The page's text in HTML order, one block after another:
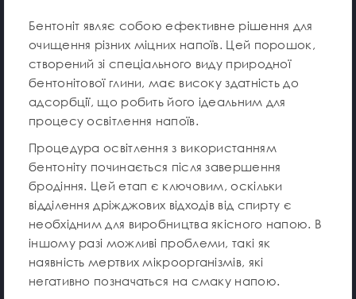
Бентоніт являє собою ефективне рішення для
очищення різних міцних напоїв. Цей порошок,
створений зі спеціального виду природної
бентонітової глини, має високу здатність до
адсорбції, що робить його ідеальним для
процесу освітлення напоїв.
Процедура освітлення з використанням
бентоніту починається після завершення
бродіння. Цей етап є ключовим, оскільки
відділення дріжджових відходів від спирту є
необхідним для виробництва якісного напою. В
іншому разі можливі проблеми, такі як
наявність мертвих мікроорганізмів, які
негативно позначаться на смаку напою.